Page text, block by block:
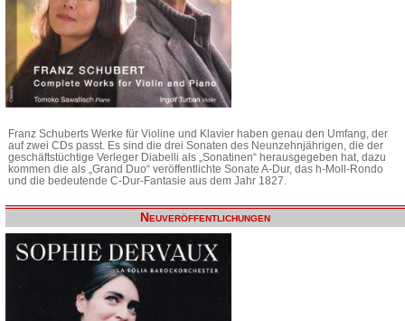
Franz Schuberts Werke für Violine und Klavier haben genau den Umfang, der
auf zwei CDs passt. Es sind die drei Sonaten des Neunzehnjährigen, die der
geschäftstüchtige Verleger Diabelli als „Sonatinen“ herausgegeben hat, dazu
kommen die als „Grand Duo“ veröffentlichte Sonate A-Dur, das h-Moll-Rondo
und die bedeutende C-Dur-Fantasie aus dem Jahr 1827.
Neuveröffentlichungen